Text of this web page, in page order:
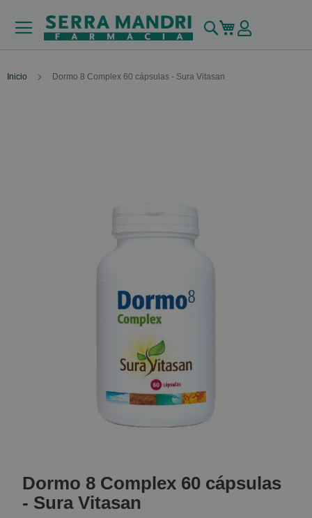
Buscar
Mi carrito
Inicio Dormo 8 Complex 60 cápsulas - Sura Vitasan
the
beginning
Dormo 8 Complex 60 cápsulas
- Sura Vitasan